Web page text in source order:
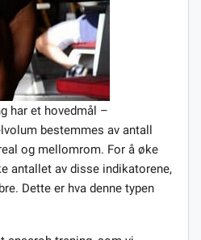
har et hovedmål –
bestemmes av antall
og mellomrom. For å øke
antallet av disse indikatorene,
Dette er hva denne typen